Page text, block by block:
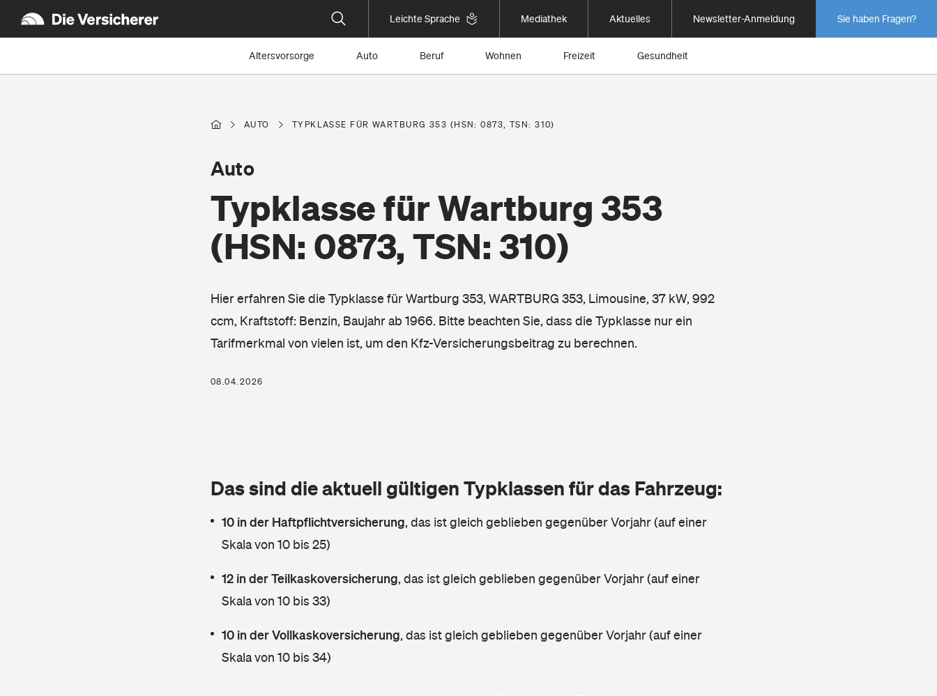
Leichte Sprache Mediathek Aktuelles Newsletter-Anmeldung Sie haben Fragen?
Altersvorsorge Auto Beruf Wohnen Freizeit Gesundheit
AUTO TYPKLASSE FÜR WARTBURG 353 (HSN: 0873, TSN: 310)
Typklasse für Wartburg 353
(HSN: 0873, TSN: 310)
Auto
Hier erfahren Sie die Typklasse für Wartburg 353, WARTBURG 353, Limousine, 37 kW, 992
ccm, Kraftstoff: Benzin, Baujahr ab 1966. Bitte beachten Sie, dass die Typklasse nur ein
Tarifmerkmal von vielen ist, um den Kfz-Versicherungsbeitrag zu berechnen.
08.04.2026
Das sind die aktuell gültigen Typklassen für das Fahrzeug:
10 in der Haftpflichtversicherung, das ist gleich geblieben gegenüber Vorjahr (auf einer
Skala von 10 bis 25)
12 in der Teilkaskoversicherung, das ist gleich geblieben gegenüber Vorjahr (auf einer
Skala von 10 bis 33)
10 in der Vollkaskoversicherung, das ist gleich geblieben gegenüber Vorjahr (auf einer
Skala von 10 bis 34)